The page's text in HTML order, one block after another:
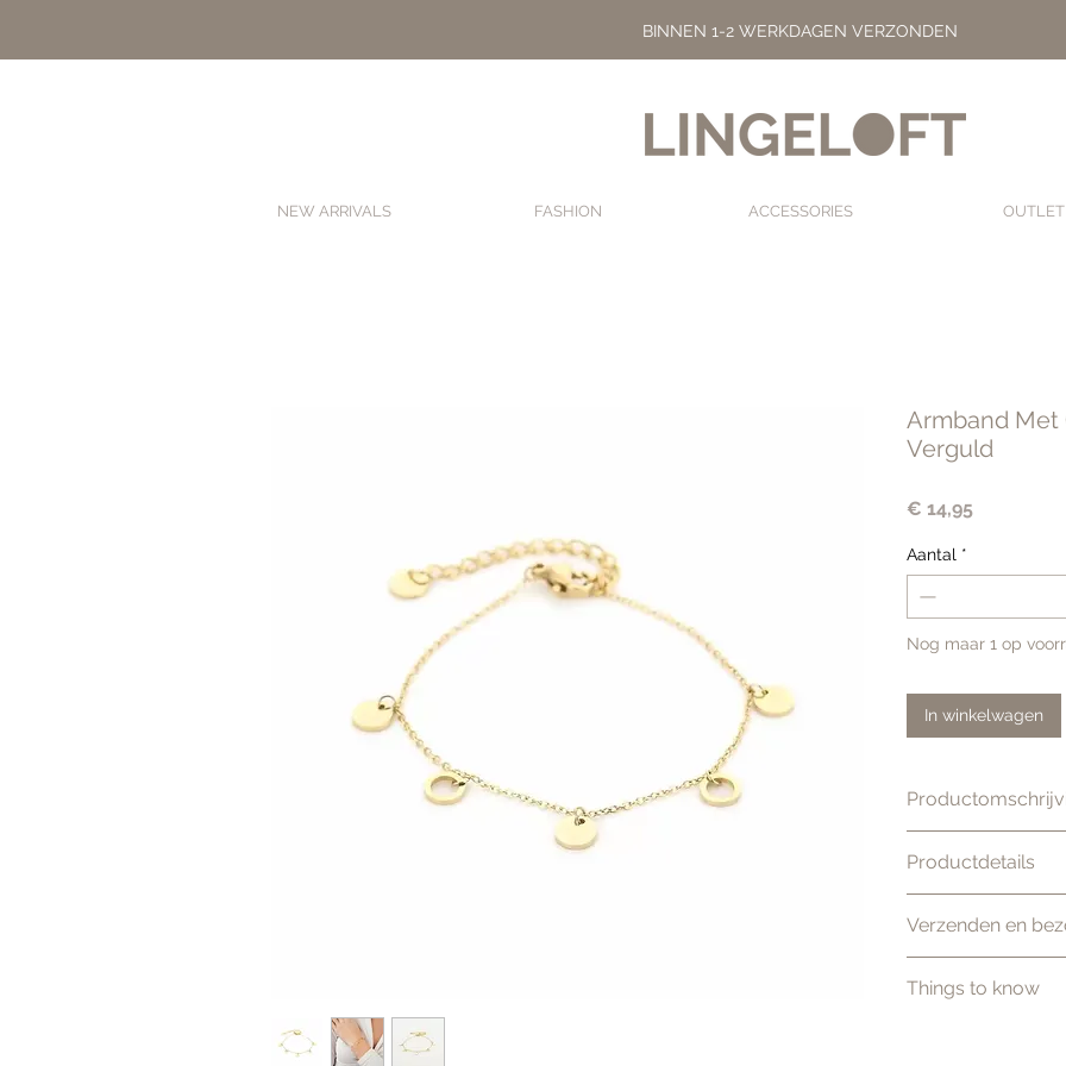
BINNEN 1-2 WERKDAGEN VERZONDEN
NEW ARRIVALS FASHION ACCESSORIES OUTLET
Armband Met
Verguld
€ 14,95Prijs
Aantal *
Nog maar 1 op
In winkelwagen
combineren met
Productdetails
Materiaal:
Afmeting: 16 + 3
Verzenden en
Wij streven er
Things to know